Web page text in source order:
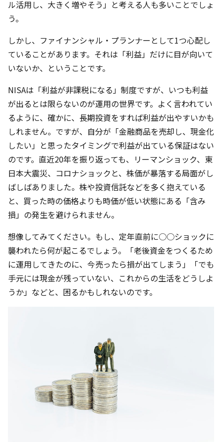
ル活用し、大きく増やそう」と考える人も多いことでしょ
う。
しかし、ファイナンシャル・プランナーとして1つ心配し
ていることがあります。それは「利益」だけに目が向いて
いないか、ということです。
NISAは「利益が非課税になる」制度ですが、いつも利益
が出るとは限らないのが運用の世界です。よく言われてい
るように、確かに、長期投資をすれば利益が出やすいかも
しれません。ですが、自分が「金融商品を売却し、現金化
したい」と思ったタイミングで利益が出ている保証はない
のです。直近20年を振り返っても、リーマンショック、東
日本大震災、コロナショックと、株価が暴落する局面がし
ばしばありました。株や投資信託などを多く抱えている
と、買った時の価格よりも時価が低い状態にある「含み
損」の発生を避けられません。
想像してみてください。もし、定年直前に○○ショックに
襲われたら何が起こるでしょう。「老後資金をつくるため
に運用してきたのに、今売ったら損が出てしまう」「でも
手元には現金が残っていない、これからの生活をどうしよ
うか」などと、困るかもしれないのです。